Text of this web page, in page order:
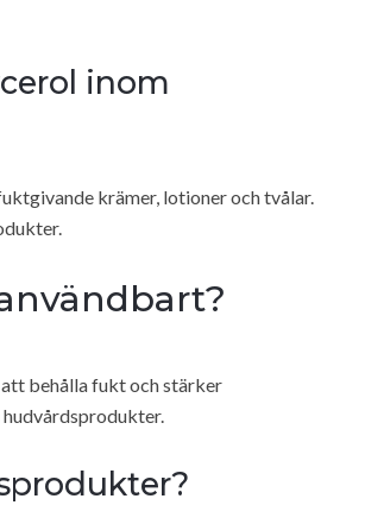
inom
krämer, lotioner och tvålar.
behålla fukt och stärker